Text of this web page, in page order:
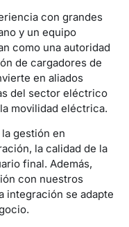
con grandes
y un equipo
como una autoridad
de cargadores de
en aliados
del sector eléctrico
movilidad eléctrica.
gestión en
la calidad de la
final. Además,
con nuestros
integración se adapte